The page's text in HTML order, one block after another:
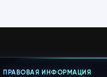
ПРАВОВАЯ ИНФОРМАЦИЯ